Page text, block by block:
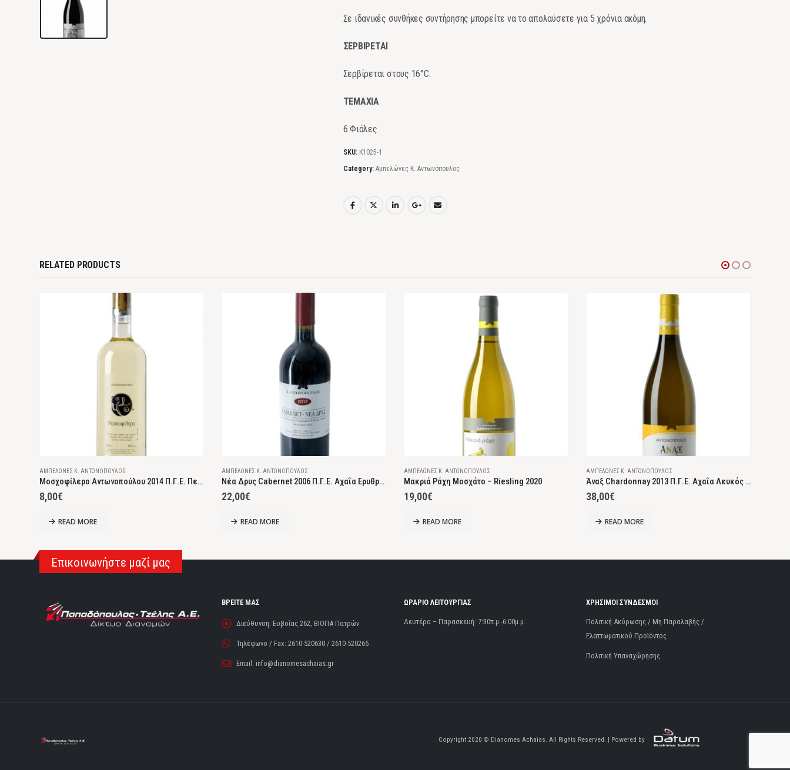
Σε ιδανικές συνθήκες συντήρησης μπορείτε να το απολαύσετε για 5 χρόνια ακόμη.
ΣΕΡΒΙΡΕΤΑΙ
Σερβίρεται στους 16°C.
ΤΕΜΑΧΙΑ
6 Φιάλες
SKU: Κ1025-1
Category: Αμπελώνες Κ. Αντωνόπουλος
RELATED PRODUCTS
ΑΜΠΕΛΏΝΕΣ Κ. ΑΝΤΩΝΌΠΟΥΛΟΣ
Μοσχοφίλερο Αντωνοπούλου 2014 Π.Γ.Ε. Πελοπόννησος Λευκός Ξηρός
8,00€
READ MORE
ΑΜΠΕΛΏΝΕΣ Κ. ΑΝΤΩΝΌΠΟΥΛΟΣ
Νέα Δρυς Cabernet 2006 Π.Γ.Ε. Αχαΐα Ερυθρός Ξηρός
22,00€
READ MORE
ΑΜΠΕΛΏΝΕΣ Κ. ΑΝΤΩΝΌΠΟΥΛΟΣ
Μακριά Ράχη Μοσχάτο – Riesling 2020
19,00€
READ MORE
ΑΜΠΕΛΏΝΕΣ Κ. ΑΝΤΩΝΌΠΟΥΛΟΣ
Άναξ Chardonnay 2013 Π.Γ.Ε. Αχαΐα Λευκός Ξηρός
38,00€
READ MORE
Επικοινωνήστε μαζί μας
ΒΡΕΙΤΕ ΜΑΣ
Διεύθυνση: Ευβοίας 262, ΒΙΟΠΑ Πατρών
Τηλέφωνο / Fax: 2610-520630 / 2610-520265
Email: info@dianomesachaias.gr
ΩΡΑΡΙΟ ΛΕΙΤΟΥΡΓΙΑΣ
Δευτέρα – Παρασκευή: 7:30π.μ.-6:00μ.μ.
ΧΡΗΣΙΜΟΙ ΣΥΝΔΕΣΜΟΙ
Πολιτική Ακύρωσης / Μη Παραλαβής /
Ελαττωματικού Προϊόντος
Πολιτική Υπαναχώρησης
Copyright 2020 © Dianomes Achaias. All Rights Reserved. | Powered by